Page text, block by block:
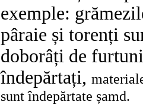
exemple:
pâraie și torenți
doborâți de
îndepărtați,
sunt îndepărtate șamd.